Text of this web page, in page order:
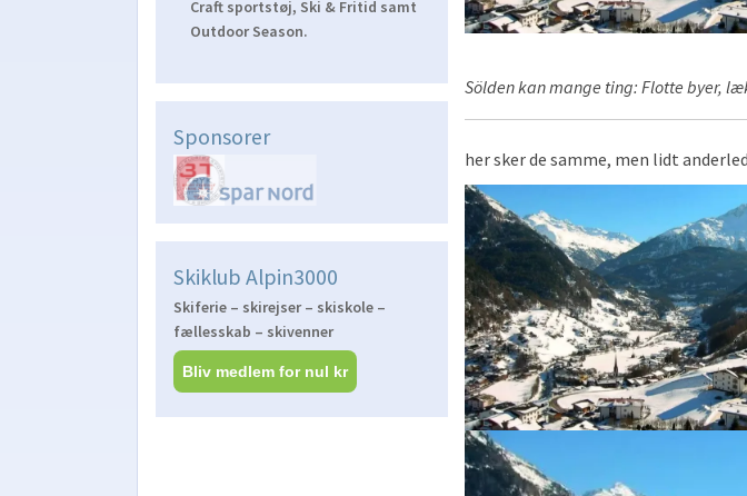
Sölden kan mange ting: Flotte byer,
her sker de samme, men lidt
Craft sportstøj, Ski & Fritid samt
Outdoor Season.
Sponsorer
Skiklub Alpin3000
Skiferie – skirejser – skiskole –
fællesskab – skivenner
Bliv medlem for nul kr